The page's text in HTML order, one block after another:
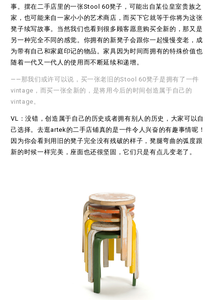
事。摆在二手店里的一张Stool 60凳子，可能出自某位皇室贵族之
家，也可能来自一家小小的艺术商店，而买下它就等于你将为这张
凳子续写故事。当然我们也看到很多顾客愿意购买全新的，那又是
另一种完全不同的感觉。你拥有的新凳子会跟你一起慢慢变老，成
为带有自己和家庭印记的物品。家具因为时间而拥有的特殊价值也
随着一代又一代人的使用而不断延续和递增。
——那我们或许可以说，买一张老旧的Stool 60凳子是拥有了一件
vintage，而买一张全新的，是将用今后的时间创造属于自己的
vintage。
VL：没错，创造属于自己的历史或者拥有别人的历史，大家可以自
己选择。去逛artek的二手店铺真的是一件令人兴奋的有趣事情呢！
因为你会看到用旧的凳子完全没有残破的样子，凳腿弯曲的弧度跟
新的时候一样完美，座面也还很坚固，它们只是有点儿变老了。